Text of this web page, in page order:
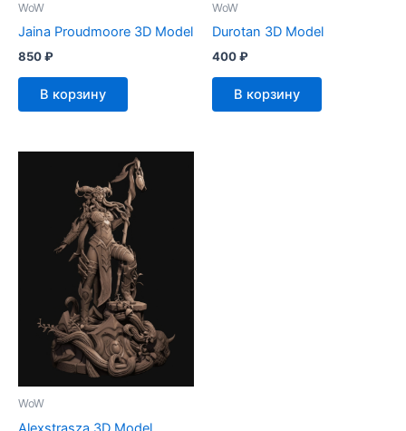
WoW
Jaina Proudmoore 3D Model
850₽
В корзину
WoW
Durotan 3D Model
400₽
В корзину
WoW